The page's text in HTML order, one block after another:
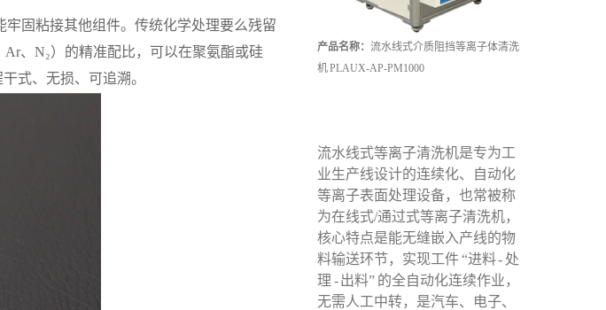
固粘接其他组件。传统化学处理要么残留
、N₂）的精准配比，可以在聚氨酯或硅
式、无损、可追溯。
产品名称： 流水线式介质阻挡等离子体清洗
机 PLAUX-AP-PM1000
流水线式等离子清洗机是专为工
业生产线设计的连续化、自动化
等离子表面处理设备，也常被称
为在线式/通过式等离子清洗机，
核心特点是能无缝嵌入产线的物
料输送环节，实现工件 “进料 - 处
理 - 出料” 的全自动化连续作业，
无需人工中转，是汽车、电子、